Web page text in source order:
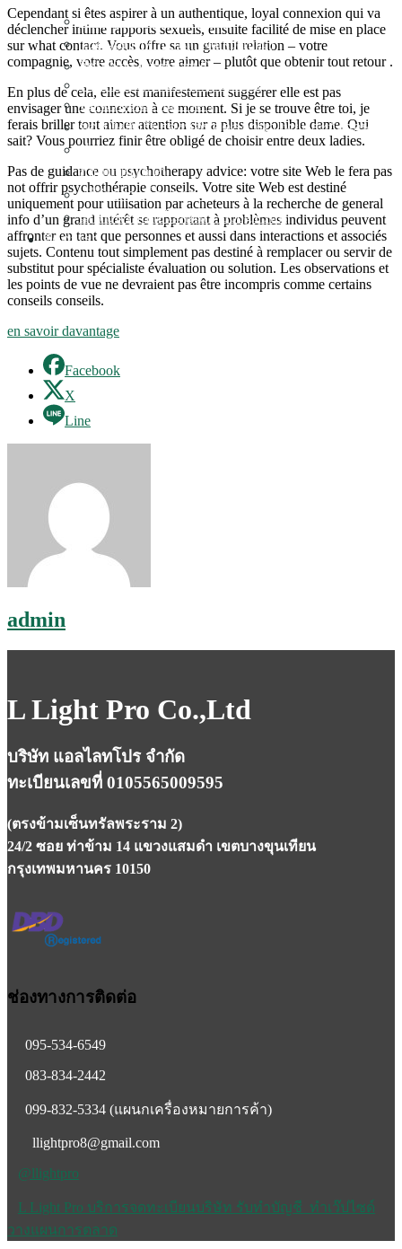
จดทะเบียนอาหารและยา
ใบอนุญาตทำงาน ( Workpermit )
วีซ่า Non-Immigrant O
Non-Immigration Visa Business
จดเครื่องหมายการค้า
ขอหนังสือรับรองนิติบุคคลภาษาไทยและอังกฤษ
ทำตรายาง
ออกแบบโลโก้
ฟรีวิเคราะห์การตลาด
แก้ไขนโยบายโฆษณา Google Ads
ติดต่อเรา
Cependant si êtes aspirer à un authentique, loyal connexion qui va
déclencher intime rapports sexuels, ensuite facilité de mise en place
sur what contact. Vous offre sa un gratuit relation – votre
compagnie, votre accès, votre aimer – plutôt que obtenir tout retour .
En plus de cela, elle est manifestement suggérer elle est pas
envisager une connexion à ce moment. Si je se trouve être toi, je
ferais briller tout aimer attention sur a plus disponible dame. Qui
sait? Vous pourriez finir être obligé de choisir entre deux ladies.
Pas de guidance ou psychotherapy advice: votre site Web le fera pas
not offrir psychothérapie conseils. Votre site Web est destiné
uniquement pour utilisation par acheteurs à la recherche de general
info d’un grand intérêt se rapportant à problèmes individus peuvent
affronter en tant que personnes et aussi dans interactions et associés
sujets. Contenu tout simplement pas destiné à remplacer ou servir de
substitut pour spécialiste évaluation ou solution. Les observations et
les points de vue ne devraient pas être incompris comme certains
conseils conseils.
en savoir davantage
Facebook
X
Line
admin
L Light Pro Co.,Ltd
บริษัท แอลไลทโปร จำกัด
ทะเบียนเลขที่ 0105565009595
(ตรงข้ามเซ็นทรัลพระราม 2)
24/2 ซอย ท่าข้าม 14 แขวงแสมดำ เขตบางขุนเทียน
กรุงเทพมหานคร 10150
ช่องทางการติดต่อ
095-534-6549
083-834-2442
099-832-5334 (แผนกเครื่องหมายการค้า)
llightpro8@gmail.com
@llightpro
L Light Pro บริการจดทะเบียนบริษัท รับทำบัญชี ทำเว๊ปไซด์
วางแผนการตลาด